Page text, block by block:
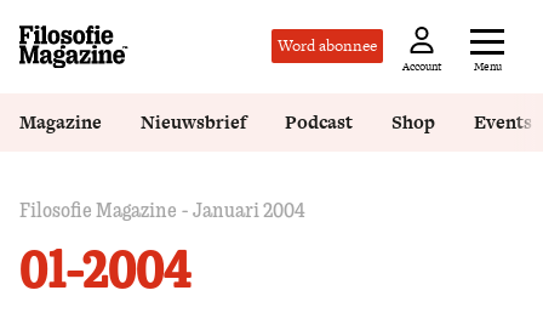
Word abonnee
Account Menu
Magazine Nieuwsbrief Podcast Shop Events
Filosofie Magazine - Januari 2004
01-2004